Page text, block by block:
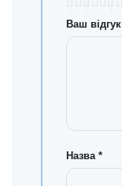
Ваш відгук
Назва *